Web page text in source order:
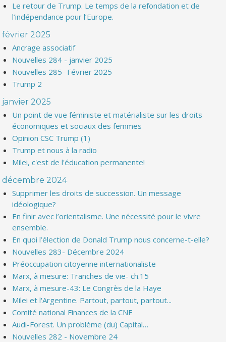
Le retour de Trump. Le temps de la refondation et de
l’indépendance pour l’Europe.
février 2025
Ancrage associatif
Nouvelles 284 - janvier 2025
Nouvelles 285- Février 2025
Trump 2
janvier 2025
Un point de vue féministe et matérialiste sur les droits
économiques et sociaux des femmes
Opinion CSC Trump (1)
Trump et nous à la radio
Milei, c'est de l'éducation permanente!
décembre 2024
Supprimer les droits de succession. Un message
idéologique?
En finir avec l’orientalisme. Une nécessité pour le vivre
ensemble.
En quoi l’élection de Donald Trump nous concerne-t-elle?
Nouvelles 283- Décembre 2024
Préoccupation citoyenne internationaliste
Marx, à mesure: Tranches de vie- ch.15
Marx, à mesure-43: Le Congrès de la Haye
Milei et l'Argentine. Partout, partout, partout...
Comité national Finances de la CNE
Audi-Forest. Un problème (du) Capital…
Nouvelles 282 - Novembre 24